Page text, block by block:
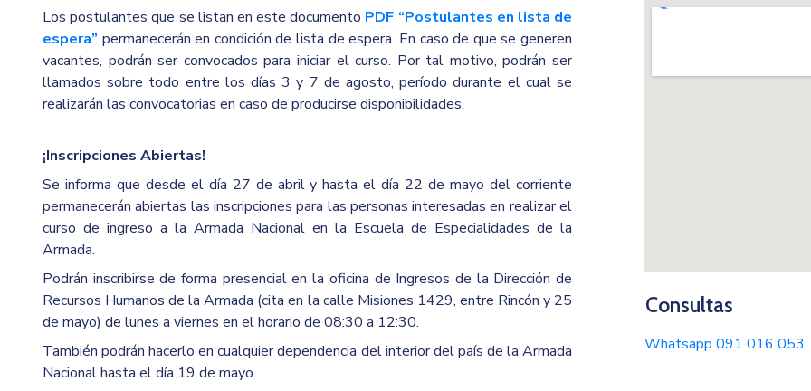
Los postulantes que se listan en este documento PDF “Postulantes en lista de
espera” permanecerán en condición de lista de espera. En caso de que se generen
vacantes, podrán ser convocados para iniciar el curso. Por tal motivo, podrán ser
llamados sobre todo entre los días 3 y 7 de agosto, período durante el cual se
realizarán las convocatorias en caso de producirse disponibilidades.
¡Inscripciones Abiertas!
Se informa que desde el día 27 de abril y hasta el día 22 de mayo del corriente
permanecerán abiertas las inscripciones para las personas interesadas en realizar el
curso de ingreso a la Armada Nacional en la Escuela de Especialidades de la
Armada.
Podrán inscribirse de forma presencial en la oficina de Ingresos de la Dirección de
Recursos Humanos de la Armada (cita en la calle Misiones 1429, entre Rincón y 25
de mayo) de lunes a viernes en el horario de 08:30 a 12:30.
También podrán hacerlo en cualquier dependencia del interior del país de la Armada
Nacional hasta el día 19 de mayo.
Consultas
Whatsapp 091 016 053